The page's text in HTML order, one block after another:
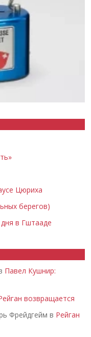
Цюриха
берегов)
в Гштааде
Павел Кушнир:
возвращается
Фрейдгейм в Рейган